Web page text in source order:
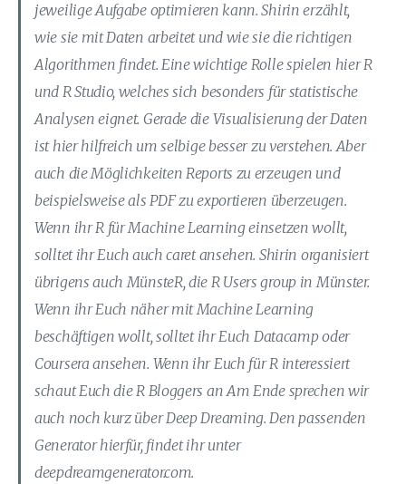
jeweilige Aufgabe optimieren kann. Shirin erzählt,
wie sie mit Daten arbeitet und wie sie die richtigen
Algorithmen findet. Eine wichtige Rolle spielen hier R
und R Studio, welches sich besonders für statistische
Analysen eignet. Gerade die Visualisierung der Daten
ist hier hilfreich um selbige besser zu verstehen. Aber
auch die Möglichkeiten Reports zu erzeugen und
beispielsweise als PDF zu exportieren überzeugen.
Wenn ihr R für Machine Learning einsetzen wollt,
solltet ihr Euch auch caret ansehen. Shirin organisiert
übrigens auch MünsteR, die R Users group in Münster.
Wenn ihr Euch näher mit Machine Learning
beschäftigen wollt, solltet ihr Euch Datacamp oder
Coursera ansehen. Wenn ihr Euch für R interessiert
schaut Euch die R Bloggers an Am Ende sprechen wir
auch noch kurz über Deep Dreaming. Den passenden
Generator hierfür, findet ihr unter
deepdreamgenerator.com.